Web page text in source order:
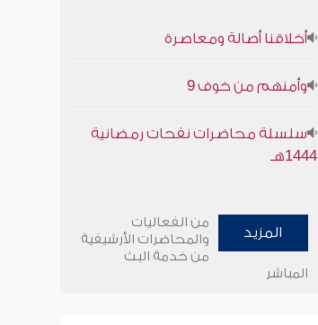
1444هـ
وأمنهم من خوف 9
المزيد
من الفعاليات
والمحاضرات الأرشيفية
من خدمة البث
المباشر